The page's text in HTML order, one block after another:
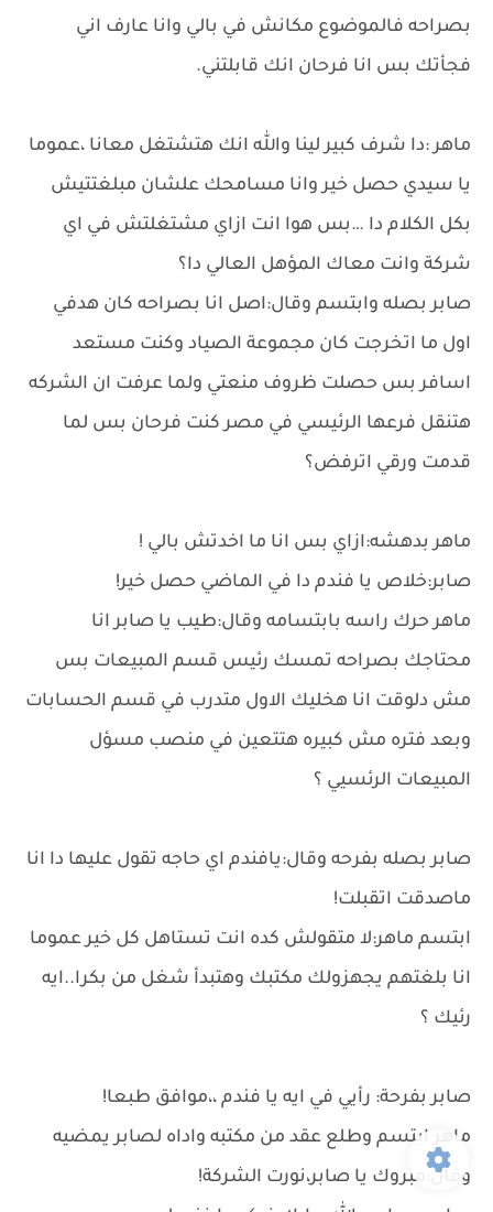
بصراحه فالموضوع مكانش في بالي وانا عارف اني
فجأتك بس انا فرحان انك قابلتني.
ماهر :دا شرف كبير لينا والله انك هتشتغل معانا ،عموما
يا سيدي حصل خير وانا مسامحك علشان مبلغتتيش
بكل الكلام دا …بس هوا انت ازاي مشتغلتش في اي
شركة وانت معاك المؤهل العالي دا؟
صابر بصله وابتسم وقال:اصل انا بصراحه كان هدفي
اول ما اتخرجت كان مجموعة الصياد وكنت مستعد
اسافر بس حصلت ظروف منعتي ولما عرفت ان الشركه
هتنقل فرعها الرئيسي في مصر كنت فرحان بس لما
قدمت ورقي اترفض؟
ماهر بدهشه:ازاي بس انا ما اخدتش بالي !
صابر:خلاص يا فندم دا في الماضي حصل خير!
ماهر حرك راسه بابتسامه وقال:طيب يا صابر انا
محتاجك بصراحه تمسك رئيس قسم المبيعات بس
مش دلوقت انا هخليك الاول متدرب في قسم الحسابات
وبعد فتره مش كبيره هتتعين في منصب مسؤل
المبيعات الرئسيي ؟
صابر بصله بفرحه وقال:يافندم اي حاجه تقول عليها دا انا
ماصدقت اتقبلت!
ابتسم ماهر:لا متقولش كده انت تستاهل كل خير عموما
انا بلغتهم يجهزولك مكتبك وهتبدأ شغل من بكرا..ايه
رئيك ؟
صابر بفرحة: رأيي في ايه يا فندم ،،موافق طبعا!
ماهر ابتسم وطلع عقد من مكتبه واداه لصابر يمضيه
وقال:مبروك يا صابر،نورت الشركة!